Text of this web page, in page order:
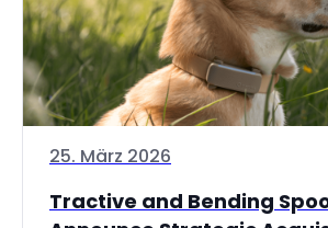
25. März 2026
Tractive and Bending